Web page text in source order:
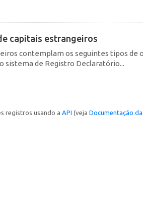
capitais estrangeiros
contemplam os seguintes tipos de
sistema de Registro Declaratório...
registros usando a API (veja Documentação da